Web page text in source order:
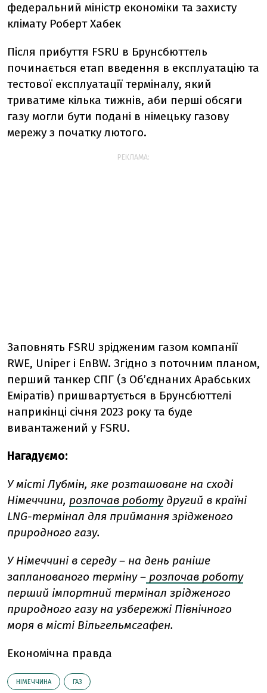
федеральний міністр економіки та захисту
клімату Роберт Хабек
Після прибуття FSRU в Брунсбюттель
починається етап введення в експлуатацію та
тестової експлуатації терміналу, який
триватиме кілька тижнів, аби перші обсяги
газу могли бути подані в німецьку газову
мережу з початку лютого.
РЕКЛАМА:
Заповнять FSRU зрідженим газом компанії
RWE, Uniper і EnBW. Згідно з поточним планом,
перший танкер СПГ (з Об’єднаних Арабських
Еміратів) пришвартується в Брунсбюттелі
наприкінці січня 2023 року та буде
вивантажений у FSRU.
Нагадуємо:
У місті Лубмін, яке розташоване на сході
Німеччини, розпочав роботудругий в країні
LNG-термінал для приймання зрідженого
природного газу.
У Німеччині в середу – на день раніше
запланованого терміну – розпочав роботу
перший імпортний термінал зрідженого
природного газу на узбережжі Північного
моря в місті Вільгельмсгафен.
Економічна правда
НІМЕЧЧИНА ГАЗ